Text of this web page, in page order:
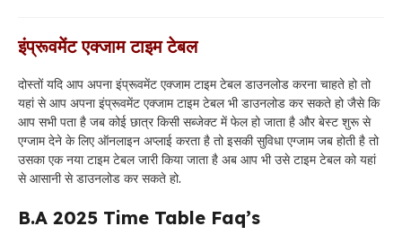
इंप्रूवमेंट एक्जाम टाइम टेबल
दोस्तों यदि आप अपना इंप्रूवमेंट एक्जाम टाइम टेबल डाउनलोड करना चाहते हो तो
यहां से आप अपना इंप्रूवमेंट एक्जाम टाइम टेबल भी डाउनलोड कर सकते हो जैसे कि
आप सभी पता है जब कोई छात्र किसी सब्जेक्ट में फेल हो जाता है और बेस्ट शुरू से
एग्जाम देने के लिए ऑनलाइन अप्लाई करता है तो इसकी सुविधा एग्जाम जब होती है तो
उसका एक नया टाइम टेबल जारी किया जाता है अब आप भी उसे टाइम टेबल को यहां
से आसानी से डाउनलोड कर सकते हो.
B.A 2025 Time Table Faq’s